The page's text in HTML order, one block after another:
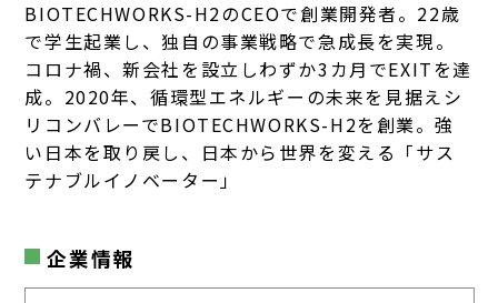
BIOTECHWORKS-H2のCEOで創業開発者。22歳
で学生起業し、独自の事業戦略で急成長を実現。
コロナ禍、新会社を設立しわずか3カ月でEXITを達
成。2020年、循環型エネルギーの未来を見据えシ
リコンバレーでBIOTECHWORKS-H2を創業。強
い日本を取り戻し、日本から世界を変える「サス
テナブルイノベーター」
企業情報